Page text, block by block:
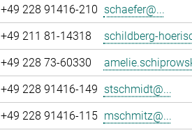
+49 228 91416-210 schaefer@...
+49 211 81-14318
schildberg-
+49 228 73-60330
+49 228 91416-149 stschmidt@...
+49 228 91416-115 mschmitz@...